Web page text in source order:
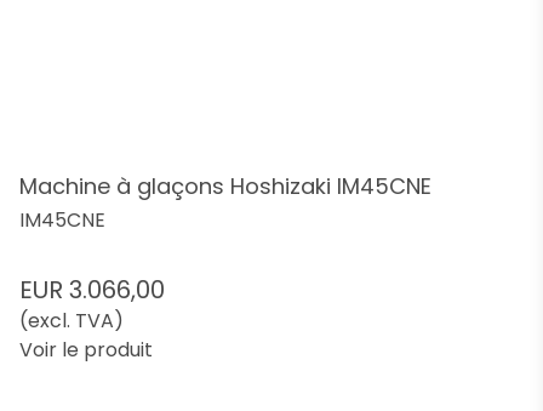
Machine à glaçons Hoshizaki IM45CNE
IM45CNE
EUR 3.066,00
(excl. TVA)
Voir le produit